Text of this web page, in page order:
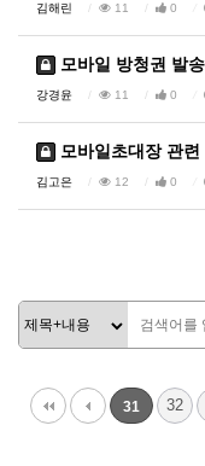
김해린 11 0
모바일 방청권 발
강경윤 11 0
모바일초대장 관
김고은 12 0
31 32